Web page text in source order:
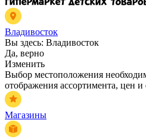
Владивосток
Вы здесь: Владивосток
Да, верно
Изменить
Выбор местоположения
отображения ассортимента, цен и
Магазины